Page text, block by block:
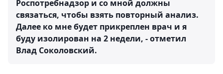
Роспотребнадзор и со мной должны
связаться, чтобы взять повторный анализ.
Далее ко мне будет прикреплен врач и я
буду изолирован на 2 недели, - отметил
Влад Соколовский.